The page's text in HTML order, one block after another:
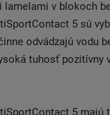
v blokoch
5 sú
odvádzajú vodu
tuhosť pozitívny
5 majú